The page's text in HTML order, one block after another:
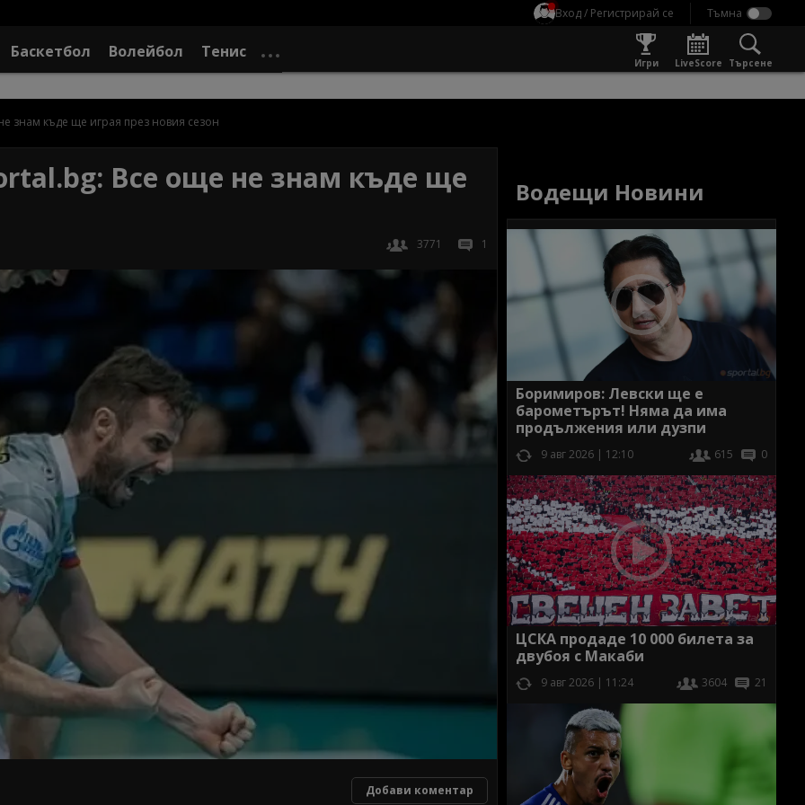
Вход / Регистрирай се
Баскетбол Волейбол Тенис
Игри LiveScore Търсене
знам къде ще играя през новия сезон
Все още не знам къде ще
3771 1
Добави коментар
Водещи Новини
Боримиров: Левски ще е
барометърът! Няма да има
продължения или дузпи
9 авг 2026 | 12:10 615 0
ЦСКА продаде 10 000 билета за
двубоя с Макаби
9 авг 2026 | 11:24 3604 21